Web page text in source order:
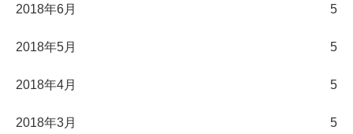
2018年6月 5
2018年5月 5
2018年4月 5
2018年3月 5